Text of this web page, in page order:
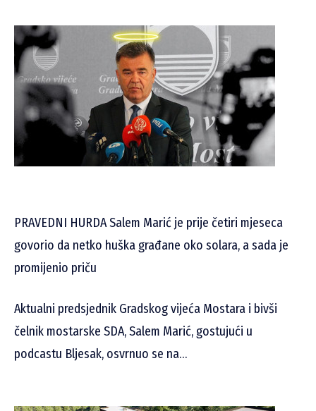
PRAVEDNI HURDA Salem Marić je prije četiri mjeseca
govorio da netko huška građane oko solara, a sada je
promijenio priču
Aktualni predsjednik Gradskog vijeća Mostara i bivši
čelnik mostarske SDA, Salem Marić, gostujući u
podcastu Bljesak, osvrnuo se na…